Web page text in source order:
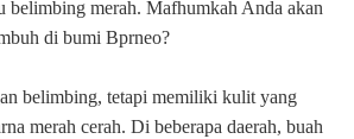
belimbing merah. Mafhumkah Anda akan
di bumi Bprneo?
belimbing, tetapi memiliki kulit yang
merah cerah. Di beberapa daerah, buah